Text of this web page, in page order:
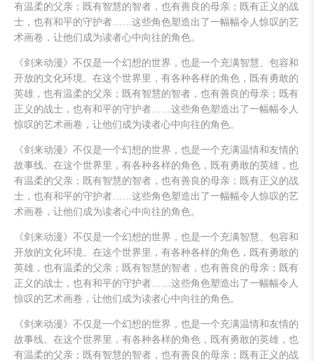
有温柔的父亲；既有智慧的智者，也有善良的母亲；既有正义的战
士，也有和平的守护者……这些角色塑造出了一幅幅令人惊叹的艺
术画卷，让他们成为读者心中向往的角色。
《剑来动漫》不仅是一个幻想的世界，也是一个充满智慧、包容和
开放的文化环境。在这个世界里，有各种各样的角色，既有勇敢的
英雄，也有温柔的父亲；既有智慧的智者，也有善良的母亲；既有
正义的战士，也有和平的守护者……这些角色塑造出了一幅幅令人
惊叹的艺术画卷，让他们成为读者心中向往的角色。
《剑来动漫》不仅是一个幻想的世界，也是一个充满温情和友情的
故事线。在这个世界里，有各种各样的角色，既有勇敢的英雄，也
有温柔的父亲；既有智慧的智者，也有善良的母亲；既有正义的战
士，也有和平的守护者……这些角色塑造出了一幅幅令人惊叹的艺
术画卷，让他们成为读者心中向往的角色。
《剑来动漫》不仅是一个幻想的世界，也是一个充满智慧、包容和
开放的文化环境。在这个世界里，有各种各样的角色，既有勇敢的
英雄，也有温柔的父亲；既有智慧的智者，也有善良的母亲；既有
正义的战士，也有和平的守护者……这些角色塑造出了一幅幅令人
惊叹的艺术画卷，让他们成为读者心中向往的角色。
《剑来动漫》不仅是一个幻想的世界，也是一个充满温情和友情的
故事线。在这个世界里，有各种各样的角色，既有勇敢的英雄，也
有温柔的父亲；既有智慧的智者，也有善良的母亲；既有正义的战